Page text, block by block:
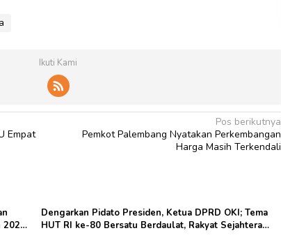
Ikuti Kami
Empat
Pos berikutnya
Pemkot Palembang Nyatakan Perkembangan
Harga Masih Terkendali
2026
Dengarkan Pidato Presiden, Ketua DPRD OKI; Tema
HUT RI ke-80 Bersatu Berdaulat, Rakyat Sejahtera